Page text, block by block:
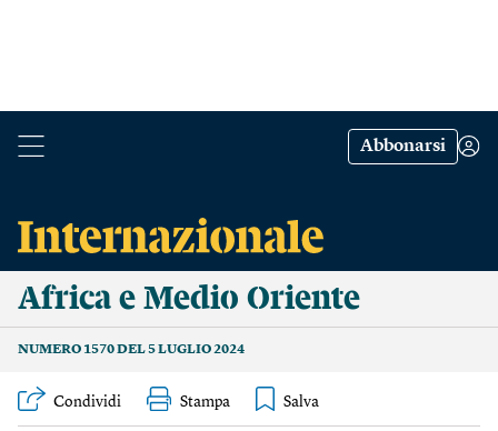
Abbonarsi
Africa e Medio Oriente
NUMERO 1570 DEL 5 LUGLIO 2024
Condividi Stampa